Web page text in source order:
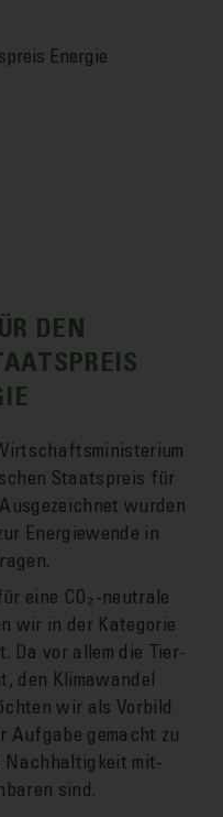
DEN
Staats­preis für
wurden
Energie­wende in
eine CO₂-neutrale
wir in der Kategorie
Da vor allem die Tier­
den Klima­wandel
wir als Vor­bild
Auf­gabe ge­macht zu
Nachhaltig­keit mit­
sind.